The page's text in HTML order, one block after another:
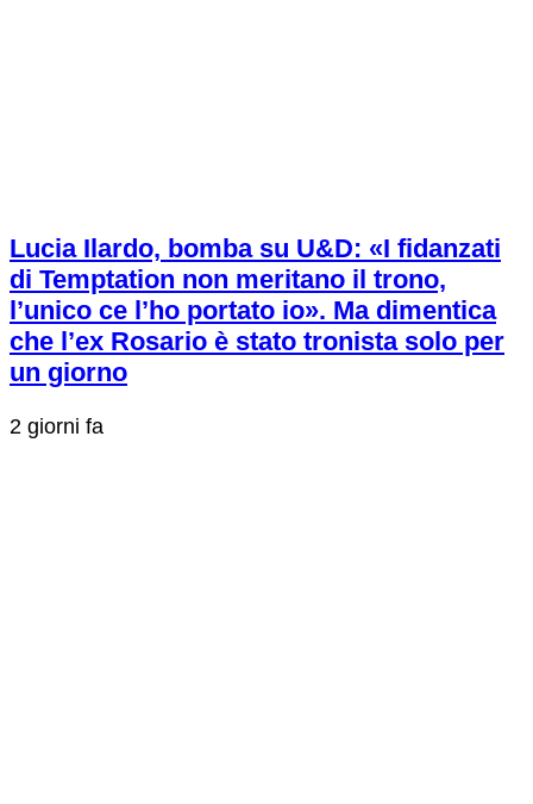
Lucia Ilardo, bomba su U&D: «I fidanzati
di Temptation non meritano il trono,
l’unico ce l’ho portato io». Ma dimentica
che l’ex Rosario è stato tronista solo per
un giorno
2 giorni fa